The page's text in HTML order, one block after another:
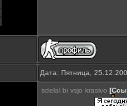
Дата: Пятница,
sdelal bi vsjo krasivo